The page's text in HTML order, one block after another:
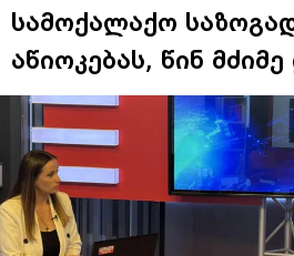
სამოქალაქო
აწიოკებას, წინ